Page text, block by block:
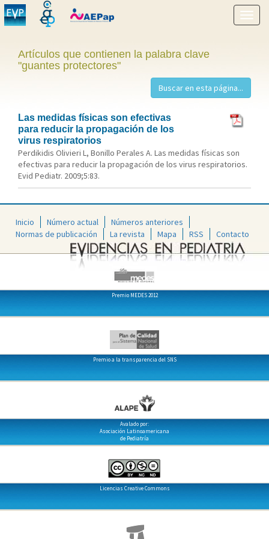
menú
Artículos que contienen la palabra clave
"guantes protectores"
Las medidas físicas son efectivas
para reducir la propagación de los
virus respiratorios
Perdikidis Olivieri L, Bonillo Perales A. Las medidas físicas son
efectivas para reducir la propagación de los virus respiratorios.
Evid Pediatr. 2009;5:83.
Inicio Número actual
Números anteriores
Normas de publicación
La revista Mapa RSS Contacto
Premio MEDES 2012
Premio a la transparencia del SNS
Avalado por:
Asociación Latinoamericana
de Pediatría
Licencias Creative Commons